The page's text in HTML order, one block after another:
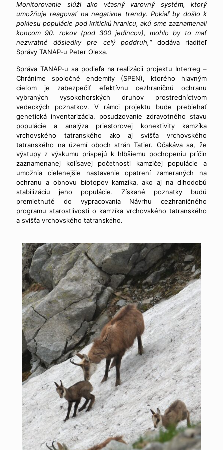
Monitorovanie slúži ako včasný varovný systém, ktorý
umožňuje reagovať na negatívne trendy. Pokiaľ by došlo k
poklesu populácie pod kritickú hranicu, akú sme zaznamenali
koncom 90. rokov (pod 300 jedincov), mohlo by to mať
nezvratné dôsledky pre celý poddruh,“ dodáva riaditeľ
Správy TANAP-u Peter Olexa.
Správa TANAP-u sa podieľa na realizácii projektu Interreg –
Chránime spoločné endemity (SPEN), ktorého hlavným
cieľom je zabezpečiť efektívnu cezhraničnú ochranu
vybraných vysokohorských druhov prostredníctvom
vedeckých poznatkov. V rámci projektu bude prebiehať
genetická inventarizácia, posudzovanie zdravotného stavu
populácie a analýza priestorovej konektivity kamzíka
vrchovského tatranského ako aj svišťa vrchovského
tatranského na území oboch strán Tatier. Očakáva sa, že
výstupy z výskumu prispejú k hlbšiemu pochopeniu príčin
zaznamenanej kolísavej početnosti kamzičej populácie a
umožnia cielenejšie nastavenie opatrení zameraných na
ochranu a obnovu biotopov kamzíka, ako aj na dlhodobú
stabilizáciu jeho populácie. Získané poznatky budú
premietnuté do vypracovania Návrhu cezhraničného
programu starostlivosti o kamzíka vrchovského tatranského
a svišťa vrchovského tatranského.